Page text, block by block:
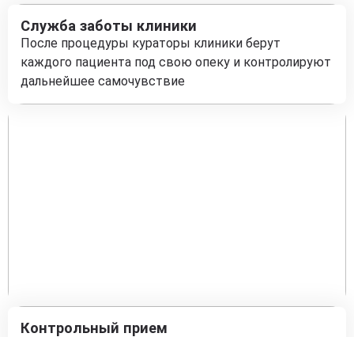
Служба заботы клиники
После процедуры кураторы клиники берут
каждого пациента под свою опеку и контролируют
дальнейшее самочувствие
Контрольный прием